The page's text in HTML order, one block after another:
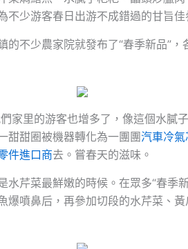
不少游客春日出游不成錯過的甘旨佳
的不少農家院就發布了“春季新品”
家里的游客也增多了，像這個水膩
甜甜圈被機器轉化為一團團汽車冷氣
件進口商去。嘗春天的滋味。
水芹菜最鮮嫩的時候。在眾多“春季
爆噴鼻后，再參加切段的水芹菜、黃